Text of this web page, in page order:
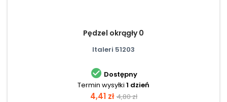
Pędzel okrągły 0
Italeri 51203
 Dostępny
Termin wysyłki 1 dzień
Cena
4,41 zł Cena
4,80 zł